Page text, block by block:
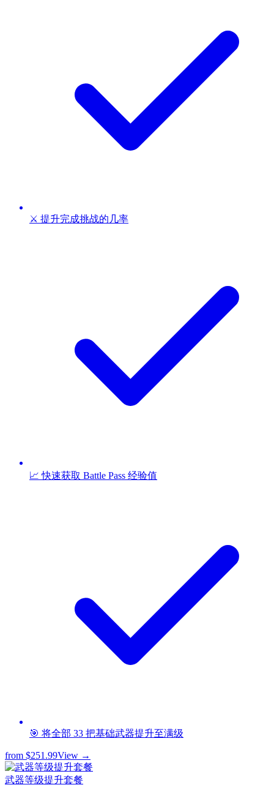
⚔️ 提升完成挑战的几率
📈 快速获取 Battle Pass 经验值
🎯 将全部 33 把基础武器提升至满级
from $251.99View →
武器等级提升套餐